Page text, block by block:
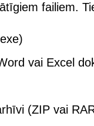
failiem.
vai Excel
(ZIP vai